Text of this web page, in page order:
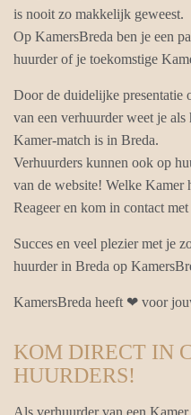
is nooit zo makkelijk geweest.
Op KamersBreda ben je een
huurder of je toekomstige
Door de duidelijke presentatie
van een verhuurder weet je
Kamer-match is in Breda.
Verhuurders kunnen ook op
van de website! Welke Kamer
Reageer en kom in contact met
Succes en veel plezier met je
huurder in Breda op
KamersBreda heeft ❤ voor
KOM DIRECT IN
HUURDERS!
Als verhuurder van een